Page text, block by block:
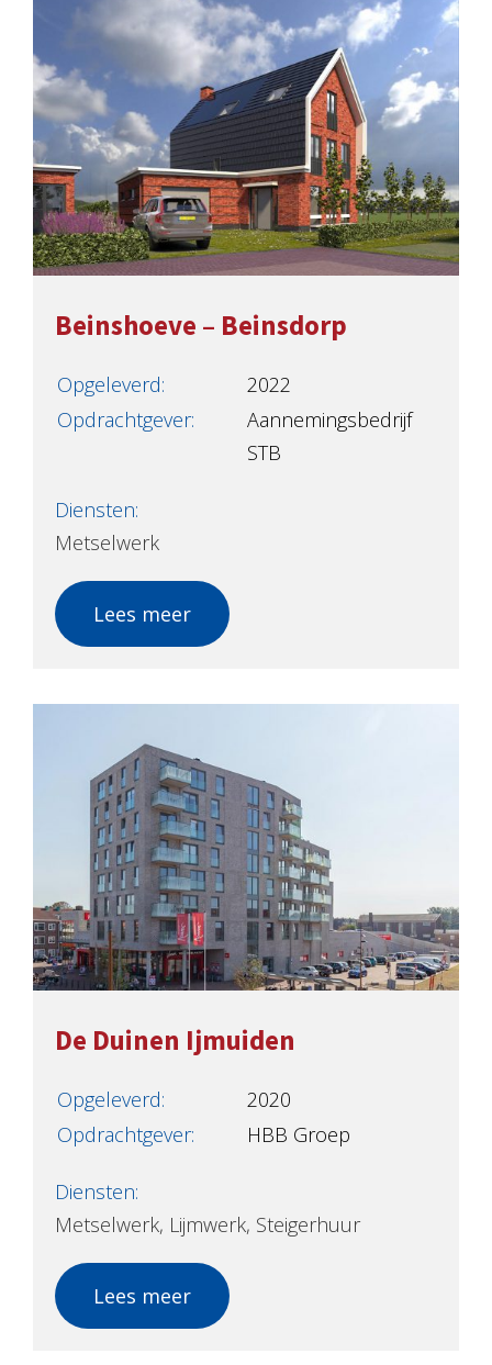
Beinshoeve – Beinsdorp
Opgeleverd:
2022
Opdrachtgever:
Aannemingsbedrijf
STB
Diensten:
Metselwerk
Lees meer
De Duinen Ijmuiden
Opgeleverd:
2020
Opdrachtgever:
HBB Groep
Diensten:
Metselwerk, Lijmwerk, Steigerhuur
Lees meer